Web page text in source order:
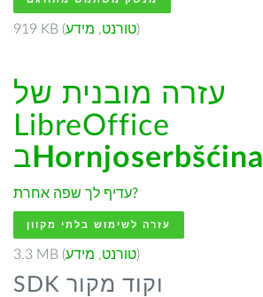
919 KB ( טורנט, מידע )
עזרה מובנית של
LibreOffice
ב Hornjoserbšćina
עדיף לך שפה אחרת?
עזרה לשימוש בלתי מקוון
3.3 MB ( טורנט, מידע )
SDK וקוד מקור